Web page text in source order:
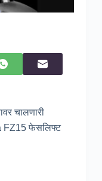
चालणारी
FZ15 फेसलिफ्ट